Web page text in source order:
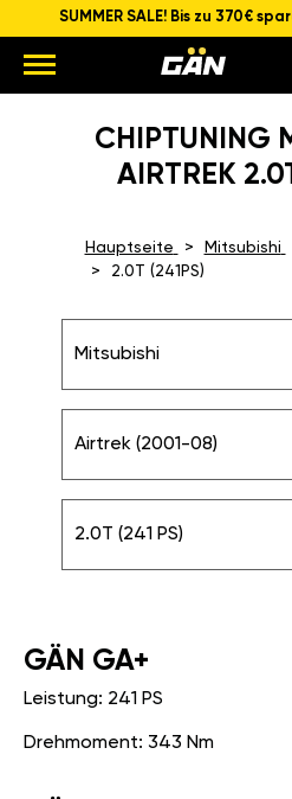
SUMMER SALE! Bis zu 370€
CHIPTUNING
AIRTREK
Hauptseite Mitsubishi
2.0T (241PS)
Mitsubishi
Airtrek (2001-08)
2.0T (241 PS)
GÄN GA+
Leistung: 241 PS
Drehmoment: 343 Nm